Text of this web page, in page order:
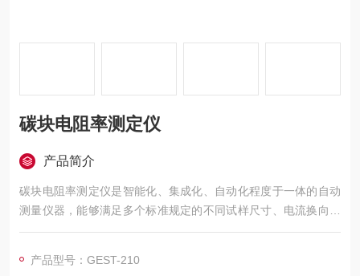
碳块电阻率测定仪
产品简介
碳块电阻率测定仪是智能化、集成化、自动化程度于一体的自动
测量仪器，能够满足多个标准规定的不同试样尺寸、电流换向、
电流切换、自动施加压力及多组探针同时测量的仪器自动化仪
产品型号：GEST-210